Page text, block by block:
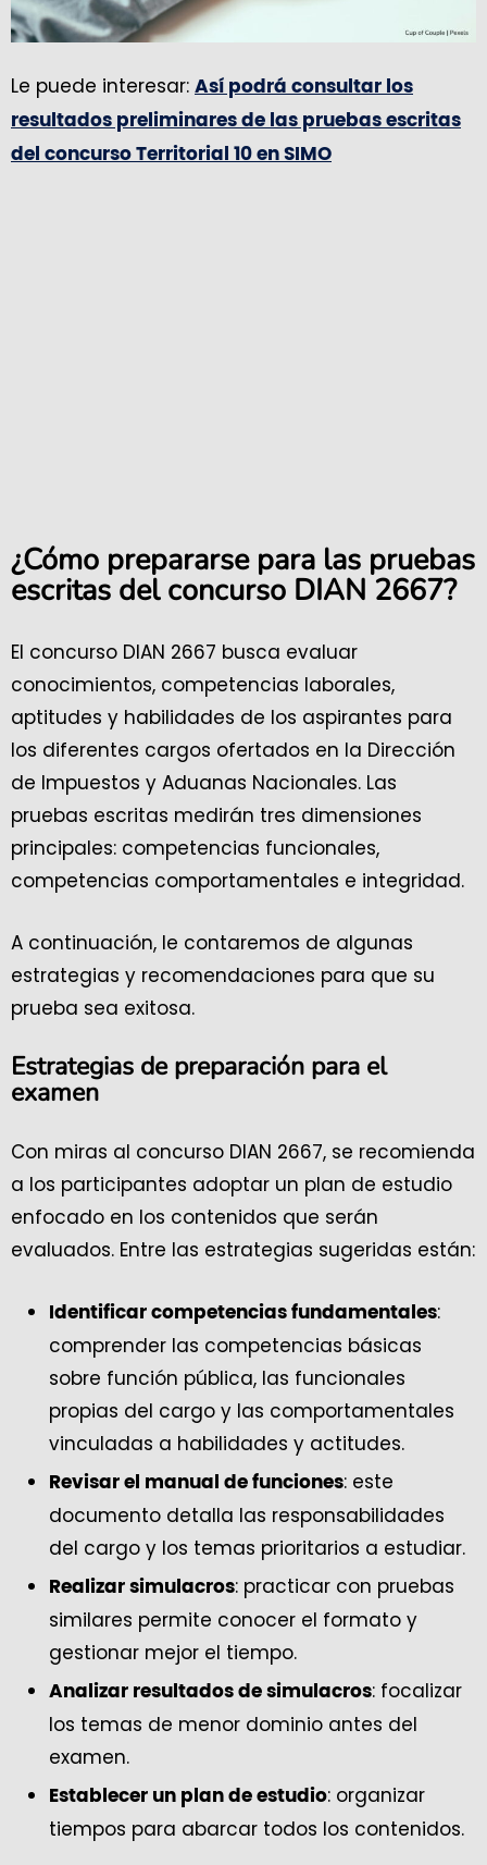
Le puede interesar: Así podrá consultar los
resultados preliminares de las pruebas escritas
del concurso Territorial 10 en SIMO
¿Cómo prepararse para las pruebas
escritas del concurso DIAN 2667?
El concurso DIAN 2667 busca evaluar
conocimientos, competencias laborales,
aptitudes y habilidades de los aspirantes para
los diferentes cargos ofertados en la Dirección
de Impuestos y Aduanas Nacionales. Las
pruebas escritas medirán tres dimensiones
principales: competencias funcionales,
competencias comportamentales e integridad.
A continuación, le contaremos de algunas
estrategias y recomendaciones para que su
prueba sea exitosa.
Estrategias de preparación para el
examen
Con miras al concurso DIAN 2667, se recomienda
a los participantes adoptar un plan de estudio
enfocado en los contenidos que serán
evaluados. Entre las estrategias sugeridas están:
Identificar competencias fundamentales:
comprender las competencias básicas
sobre función pública, las funcionales
propias del cargo y las comportamentales
vinculadas a habilidades y actitudes.
Revisar el manual de funciones: este
documento detalla las responsabilidades
del cargo y los temas prioritarios a estudiar.
Realizar simulacros: practicar con pruebas
similares permite conocer el formato y
gestionar mejor el tiempo.
Analizar resultados de simulacros: focalizar
los temas de menor dominio antes del
examen.
Establecer un plan de estudio: organizar
tiempos para abarcar todos los contenidos.